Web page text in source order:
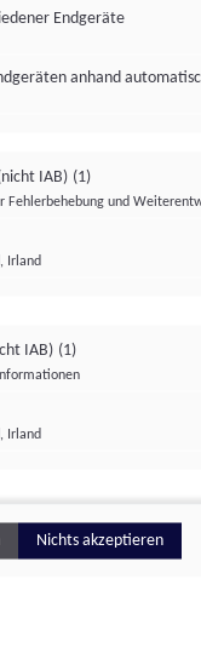
Endgeräte
anhand
IAB) (1)
Fehlerbehebung und
Irland
IAB) (1)
Irland
Nichts akzeptieren